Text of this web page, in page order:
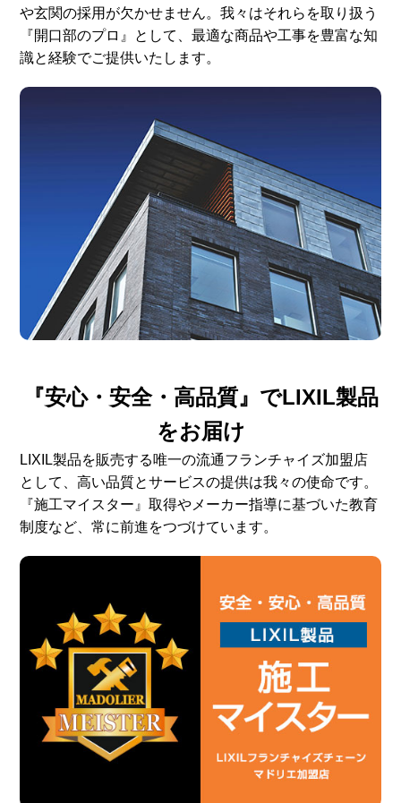
や玄関の採用が欠かせません。我々はそれらを取り扱う
『開口部のプロ』として、最適な商品や工事を豊富な知
識と経験でご提供いたします。
『安心・安全・高品質』でLIXIL製品
をお届け
LIXIL製品を販売する唯一の流通フランチャイズ加盟店
として、高い品質とサービスの提供は我々の使命です。
『施工マイスター』取得やメーカー指導に基づいた教育
制度など、常に前進をつづけています。